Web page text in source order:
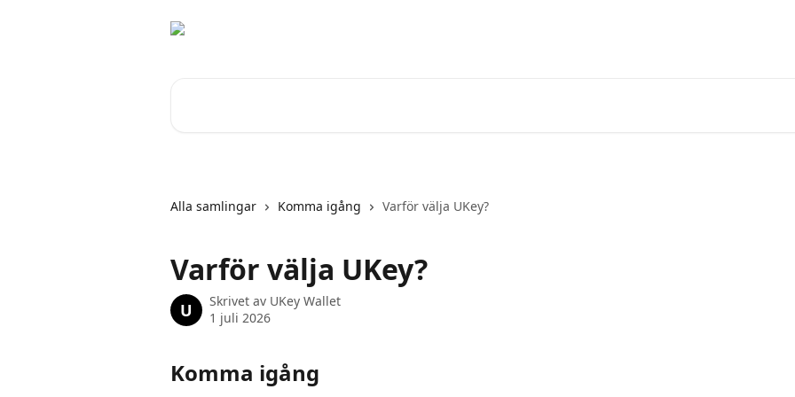
Alla samlingar Komma igång Varför välja UKey?
Varför välja UKey?
U Skrivet av UKey Wallet
1 juli 2026
Komma igång